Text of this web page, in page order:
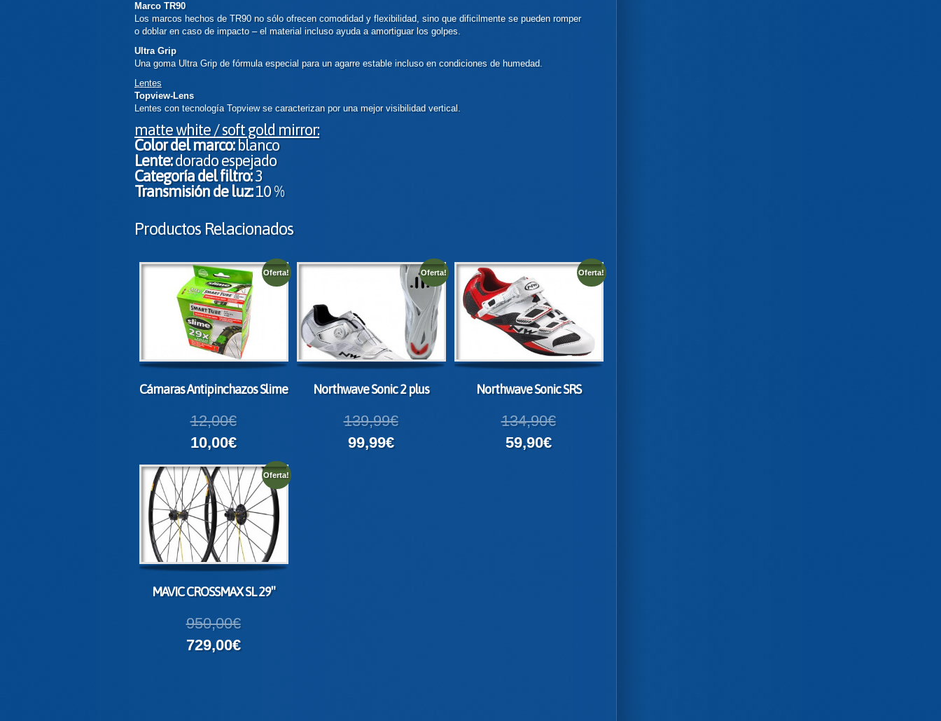
Marco TR90
Los marcos hechos de TR90 no sólo ofrecen comodidad y flexibilidad, sino que dificilmente se pueden romper
o doblar en caso de impacto – el material incluso ayuda a amortiguar los golpes.
Ultra Grip
Una goma Ultra Grip de fórmula especial para un agarre estable incluso en condiciones de humedad.
Lentes
Topview-Lens
Lentes con tecnología Topview se caracterizan por una mejor visibilidad vertical.
matte white / soft gold mirror:
Color del marco:blanco
Lente:dorado espejado
Categoría del filtro:3
Transmisión de luz:10 %
Productos Relacionados
Oferta!
Cámaras Antipinchazos Slime
12,00€
10,00€
Oferta!
Northwave Sonic 2 plus
139,99€
99,99€
Oferta!
Northwave Sonic SRS
134,90€
59,90€
Oferta!
MAVIC CROSSMAX SL 29″
950,00€
729,00€